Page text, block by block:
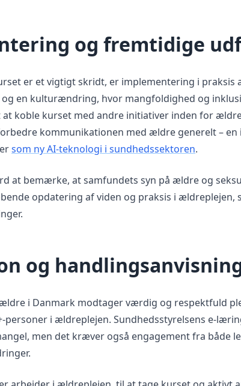
og fremtidige
er et vigtigt skridt, er implementering i praksis
og en kulturændring, hvor mangfoldighed og
koble kurset med andre initiativer inden for
kommunikationen med ældre generelt –
som ny AI-teknologi i sundhedssektoren.
at bemærke, at samfundets syn på ældre og
opdatering af viden og praksis i ældreplejen,
og
i Danmark modtager værdig og respektfuld
personer i ældreplejen. Sundhedsstyrelsens e-
men det kræver også engagement fra både